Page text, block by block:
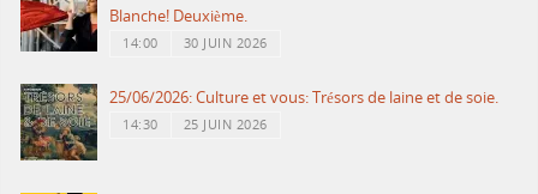
Blanche! Deuxième.
14:00 30 JUIN 2026
25/06/2026: Culture et vous: Trésors de laine et de soie.
14:30 25 JUIN 2026